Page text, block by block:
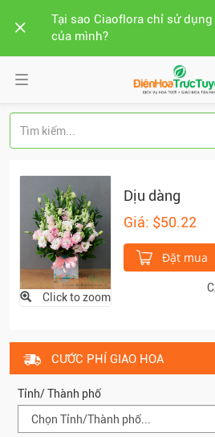
Tại sao Ciaoflora chỉ sử
của mình?
Click to zoom
Dịu dàng
Giá: $50.22
Đặt mua
CƯỚC PHÍ GIAO HOA
Tỉnh/ Thành phố